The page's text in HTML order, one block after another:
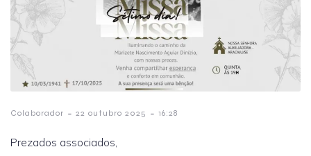
Colaborador - 22 outubro 2025 - 16:28
Prezados associados,